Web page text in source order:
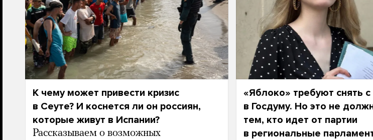
К чему может привести кризис
в Сеуте? И коснется ли он россиян,
которые живут в Испании?
Рассказываем о возможных
«Яблоко» требуют снять
в Госдуму. Но это не
тем, кто идет от партии
в региональные